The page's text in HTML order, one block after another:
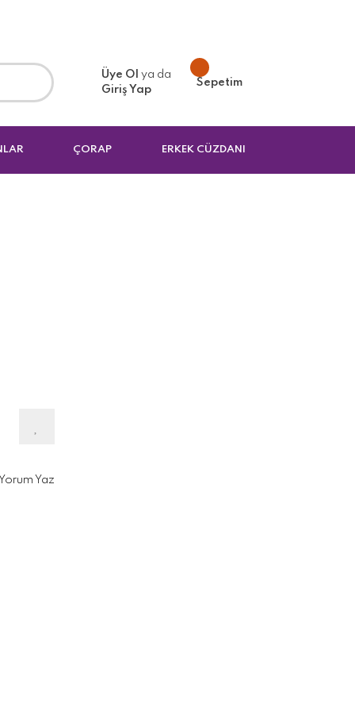
Üye Ol ya da
Giriş Yap
Sepetim
ÇORAP ERKEK CÜZDANI
Yaz